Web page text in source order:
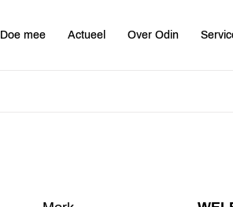
Doe mee Actueel Over Odin